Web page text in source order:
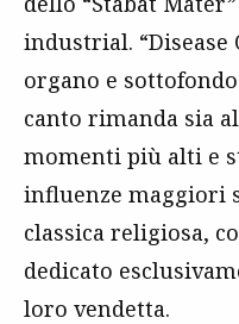
industrial. “Disease
organo e
canto rimanda sia
momenti più alti e
influenze maggiori
classica religiosa,
dedicato
loro vendetta.